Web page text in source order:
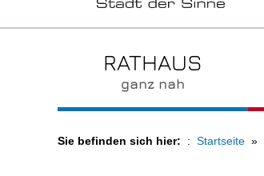
RATHAUS
ganz nah
Sie befinden sich hier: Startseite